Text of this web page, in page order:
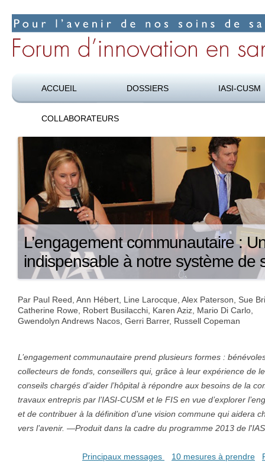
ACCUEIL DOSSIERS IASI-CUSM
COLLABORATEURS
L’engagement communautaire :
indispensable à notre système de
Par Paul Reed, Ann Hébert, Line Larocque, Alex Paterson, Sue
Catherine Rowe, Robert Busilacchi, Karen Aziz, Mario Di Carlo,
Gwendolyn Andrews Nacos, Gerri Barrer, Russell Copeman
L’engagement communautaire prend plusieurs formes :
collecteurs de fonds, conseillers qui, grâce à leur expérience de
conseils chargés d’aider l’hôpital à répondre aux besoins de la
travaux entrepris par l’IASI-CUSM et le FIS en vue d’explorer
et de contribuer à la définition d’une vision commune qui aidera
vers l’avenir. —Produit dans la cadre du programme 2013 de
Principaux messages 10 mesures à prendre